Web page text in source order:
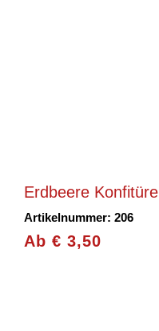
Erdbeere Konfitüre
Artikelnummer: 206
Ab € 3,50